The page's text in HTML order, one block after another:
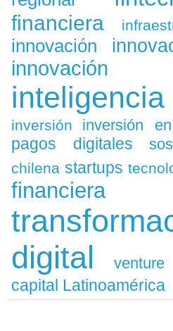
financiera
innovación
innovación
inversión inversión
pagos digitales
chilena startups
financiera
digital
capital Latinoamérica